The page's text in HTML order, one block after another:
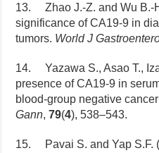
13. Zhao J.-Z. and Wu B.-
significance of CA19-9 in
tumors. World J
14. Yazawa S., Asao T.,
presence of CA19-9 in
blood-group negative
Gann,79(4), 538–543.
15. Pavai S. and Yap S.F.